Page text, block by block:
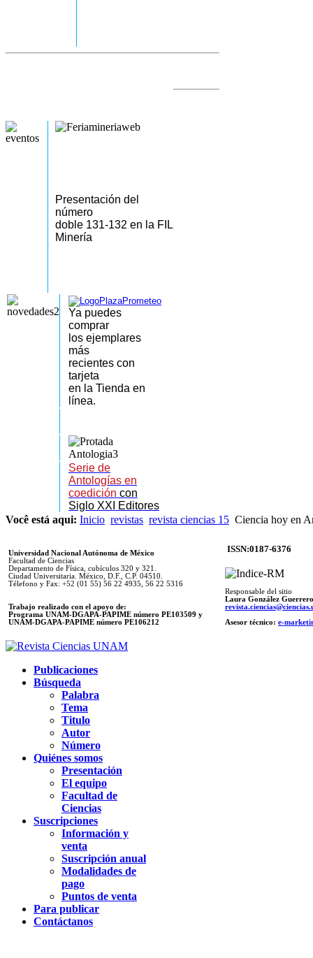
Presentación del
número
doble 131-132 en la FIL
Minería
Ya puedes
comprar
los ejemplares
más
recientes con
tarjeta
en la Tienda en
línea.
Serie de
Antologías en
coedición con
Siglo XXI Editores
Você está aqui: Inicio revistas revista ciencias 15 Ciencia hoy en
Universidad Nacional Autónoma de México
Facultad de Ciencias
Departamento de Física, cubículos 320 y 321.
Ciudad Universitaria. México, D.F., C.P. 04510.
Télefono y Fax: +52 (01 55) 56 22 4935, 56 22 5316
Trabajo realizado con el apoyo de:
Programa UNAM-DGAPA-PAPIME número PE103509 y
UNAM-DGAPA-PAPIME número PE106212
ISSN:0187-6376
Responsable del sitio
Laura González Guerrero
Asesor técnico: e-
Publicaciones
Búsqueda
Palabra
Tema
Titulo
Autor
Número
Quiénes somos
Presentación
El equipo
Facultad de
Ciencias
Suscripciones
Información y
venta
Suscripción anual
Modalidades de
pago
Puntos de venta
Para publicar
Contáctanos